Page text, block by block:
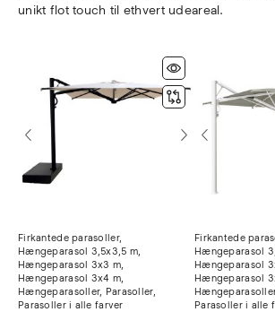
unikt flot touch til ethvert udeareal.
Firkantede parasoller,
Hængeparasol 3,5x3,5 m,
Hængeparasol 3x3 m,
Hængeparasol 3x4 m,
Hængeparasoller, Parasoller,
Parasoller i alle farver
Firkantede
Hængeparasol
Hængeparasol
Hængeparasol
Parasoller i alle